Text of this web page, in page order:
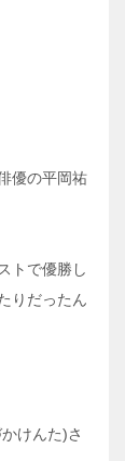
優の平岡祐
トで優勝し
りだったん
けんた)さ